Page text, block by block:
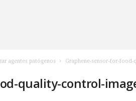
agentes patógenos
Graphene-sensor-for-
quality-control-